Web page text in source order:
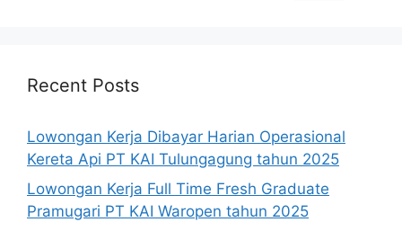
Recent Posts
Lowongan Kerja Dibayar Harian Operasional
Kereta Api PT KAI Tulungagung tahun 2025
Lowongan Kerja Full Time Fresh Graduate
Pramugari PT KAI Waropen tahun 2025